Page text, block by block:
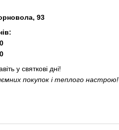
93
у святкові дні!
покупок і теплого настрою!